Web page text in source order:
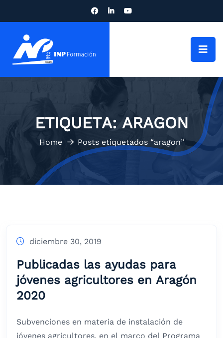
ETIQUETA:ARAGON
Home Posts etiquetados “aragon”
diciembre 30, 2019
Publicadas las ayudas para
jóvenes agricultores en Aragón
2020
Subvenciones en materia de instalación de
jóvenes agricultores, en el marco del Programa